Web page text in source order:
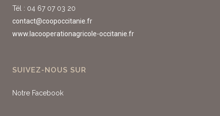
Tél : 04 67 07 03 20
contact@coopoccitanie.fr
www.lacooperationagricole-occitanie.fr
SUIVEZ-NOUS SUR
Notre Facebook